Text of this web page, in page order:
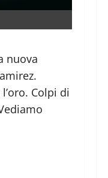
nuova
Colpi di